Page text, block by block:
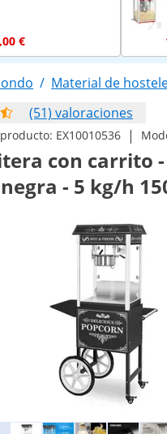
€
/ Material de
(51) valoraciones
EX10010536 |
con carrito
- 5 kg/h